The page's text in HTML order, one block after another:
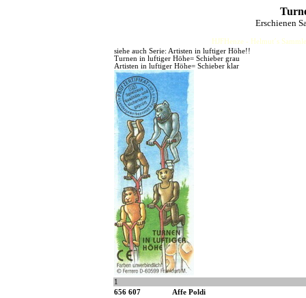
Erschienen
HJFHenze - Helmut´s
siehe auch Serie: Artisten in luftiger Höhe!!
Turnen in luftiger Höhe= Schieber grau
Artisten in luftiger Höhe= Schieber klar
1
656 607
Affe Poldi